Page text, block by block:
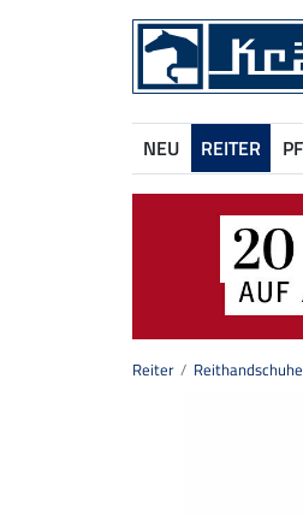
NEU REITER
Reiter Reithandschuhe